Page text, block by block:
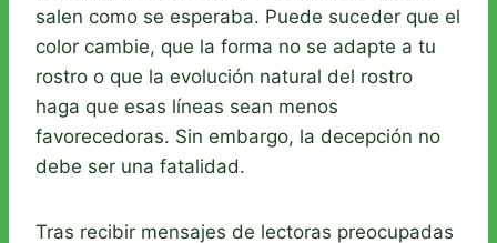
salen como se esperaba. Puede suceder que el
color cambie, que la forma no se adapte a tu
rostro o que la evolución natural del rostro
haga que esas líneas sean menos
favorecedoras. Sin embargo, la decepción no
debe ser una fatalidad.
Tras recibir mensajes de lectoras preocupadas